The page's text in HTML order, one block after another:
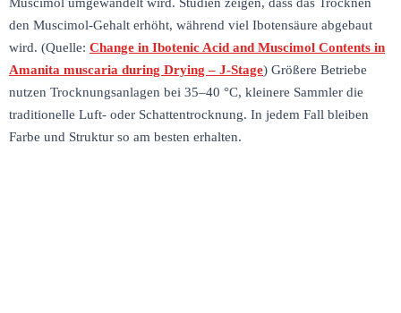
Muscimol umgewandelt wird. Studien zeigen, dass das Trocknen
den Muscimol-Gehalt erhöht, während viel Ibotensäure abgebaut
wird. (Quelle: Change in Ibotenic Acid and Muscimol Contents in
Amanita muscaria during Drying – J-Stage) Größere Betriebe
nutzen Trocknungsanlagen bei 35–40 °C, kleinere Sammler die
traditionelle Luft- oder Schattentrocknung. In jedem Fall bleiben
Farbe und Struktur so am besten erhalten.